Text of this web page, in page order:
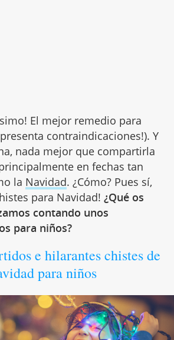
El mejor remedio para
contraindicaciones!). Y
nada mejor que compartirla
en fechas tan
la Navidad. ¿Cómo? Pues sí,
para Navidad! ¿Qué os
contando unos
para niños?
e hilarantes chistes de
para niños